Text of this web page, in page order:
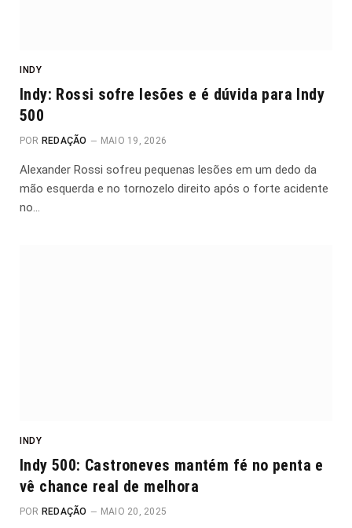
INDY
Indy: Rossi sofre lesões e é dúvida para Indy
500
POR REDAÇÃO MAIO 19, 2026
Alexander Rossi sofreu pequenas lesões em um dedo da
mão esquerda e no tornozelo direito após o forte acidente
no…
INDY
Indy 500: Castroneves mantém fé no penta e
vê chance real de melhora
POR REDAÇÃO MAIO 20, 2025